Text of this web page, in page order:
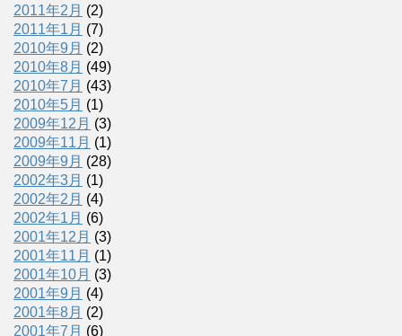
2011年2月 (2)
2011年1月 (7)
2010年9月 (2)
2010年8月 (49)
2010年7月 (43)
2010年5月 (1)
2009年12月 (3)
2009年11月 (1)
2009年9月 (28)
2002年3月 (1)
2002年2月 (4)
2002年1月 (6)
2001年12月 (3)
2001年11月 (1)
2001年10月 (3)
2001年9月 (4)
2001年8月 (2)
2001年7月 (6)